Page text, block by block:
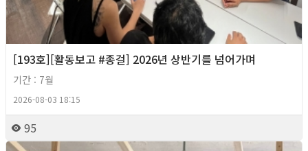
[193호][활동보고 #종걸] 2026년 상반기를 넘어가며
기간 : 7월
2026-08-03 18:15
95